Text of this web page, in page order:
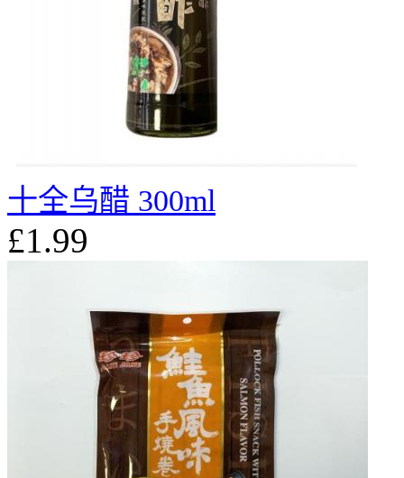
十全乌醋 300ml
£1.99